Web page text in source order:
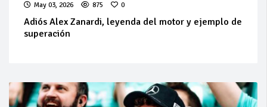
May 03, 2026 875 0
Adiós Alex Zanardi, leyenda del motor y ejemplo de
superación